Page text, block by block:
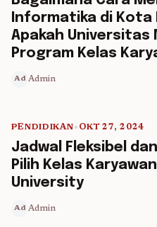
Informatika di
Apakah Universitas
Program Kelas
Ad Admin
PENDIDIKAN• OKT 27, 2024
Jadwal Fleksibel
Pilih Kelas
University
Ad Admin